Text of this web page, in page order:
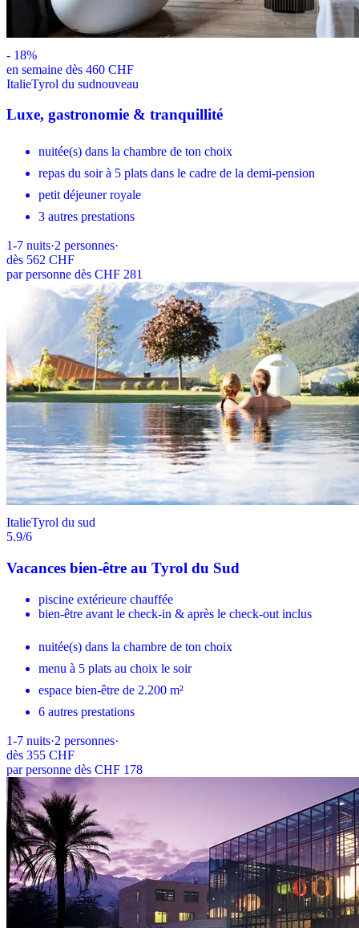
- 18%
en semaine dès 460 CHF
ItalieTyrol du sudnouveau
Luxe, gastronomie & tranquillité
nuitée(s) dans la chambre de ton choix
repas du soir à 5 plats dans le cadre de la demi-pension
petit déjeuner royale
3 autres prestations
1-7 nuits·2 personnes·
dès 562 CHF
par personne dès CHF 281
ItalieTyrol du sud
5.9/6
Vacances bien-être au Tyrol du Sud
piscine extérieure chauffée
bien-être avant le check-in & après le check-out inclus
nuitée(s) dans la chambre de ton choix
menu à 5 plats au choix le soir
espace bien-être de 2.200 m²
6 autres prestations
1-7 nuits·2 personnes·
dès 355 CHF
par personne dès CHF 178